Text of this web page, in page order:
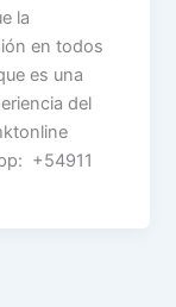
la
en todos
es una
del
+54911